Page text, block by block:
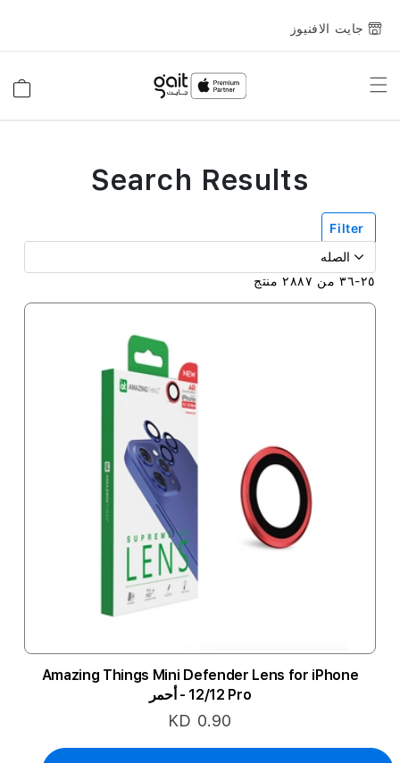
جايت الافنيوز
Toggle
Filter
٢٥-٣٦ من ٢٨٨٧منتج
Amazing Things Mini Defender Lens for iPhone
12/12 Pro - أحمر
KD 0.90
Search Results